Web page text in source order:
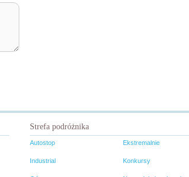
Strefa podróżnika
Autostop Ekstremalnie
Industrial Konkursy